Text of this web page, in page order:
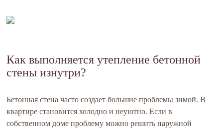
Как выполняется утепление бетонной
стены изнутри?
Бетонная стена часто создает большие проблемы зимой. В
квартире становится холодно и неуютно. Если в
собственном доме проблему можно решить наружной